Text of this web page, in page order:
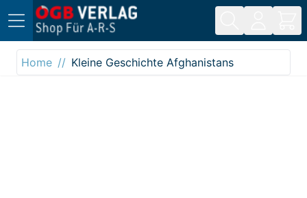
Direkt zum Inhalt
Home
Kleine Geschichte Afghanistans